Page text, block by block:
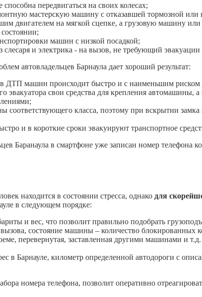
передвигаться на своих колесах;
мастерскую машину с отказавшей тормозной или
двигателем на мягкой сцепке, а грузовую машину
машин с низкой посадкой;
и электрика - на вызов, не требующий эвакуации
автовладельцев Барнаула дает хороший результат:
ДТП машин происходит быстро и с наименьшим риском
эвакуатора свои средства для крепления автомашины,
соответствующего класса, поэтому при вскрытии замка
и в короткие сроки эвакуируют транспортное
Баранаула в смартфоне уже записан номер
находится в состоянии стресса, однако для
в следующем порядке:
и вес, что позволит правильно подобрать
состояние машины – количество блокированных
перевернутая, заставленная другими машинами и
в Барнауле, километр определенной автодороги с
номера телефона, позволит оперативно